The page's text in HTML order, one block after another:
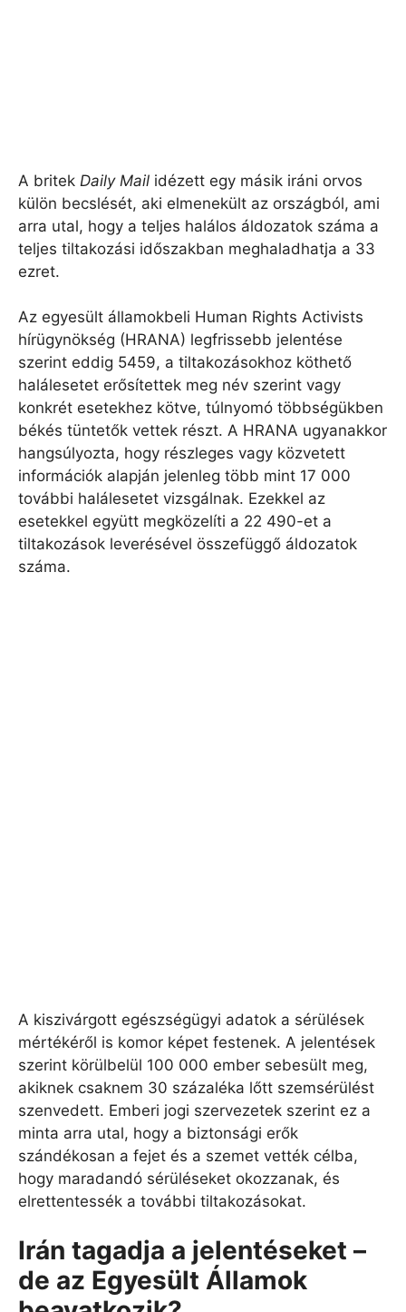
A britek Daily Mail idézett egy másik iráni orvos
külön becslését, aki elmenekült az országból, ami
arra utal, hogy a teljes halálos áldozatok száma a
teljes tiltakozási időszakban meghaladhatja a 33
ezret.
Az egyesült államokbeli Human Rights Activists
hírügynökség (HRANA) legfrissebb jelentése
szerint eddig 5459, a tiltakozásokhoz köthető
halálesetet erősítettek meg név szerint vagy
konkrét esetekhez kötve, túlnyomó többségükben
békés tüntetők vettek részt. A HRANA ugyanakkor
hangsúlyozta, hogy részleges vagy közvetett
információk alapján jelenleg több mint 17 000
további halálesetet vizsgálnak. Ezekkel az
esetekkel együtt megközelíti a 22 490-et a
tiltakozások leverésével összefüggő áldozatok
száma.
A kiszivárgott egészségügyi adatok a sérülések
mértékéről is komor képet festenek. A jelentések
szerint körülbelül 100 000 ember sebesült meg,
akiknek csaknem 30 százaléka lőtt szemsérülést
szenvedett. Emberi jogi szervezetek szerint ez a
minta arra utal, hogy a biztonsági erők
szándékosan a fejet és a szemet vették célba,
hogy maradandó sérüléseket okozzanak, és
elrettentessék a további tiltakozásokat.
Irán tagadja a jelentéseket –
de az Egyesült Államok